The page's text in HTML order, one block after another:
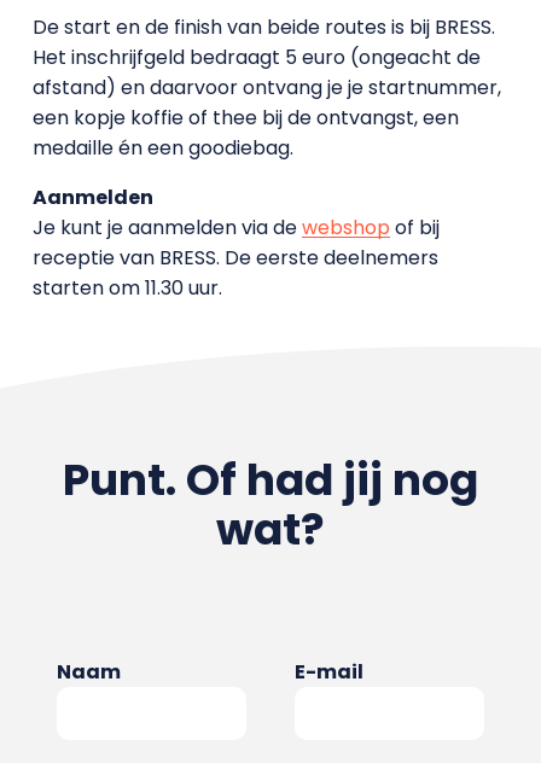
De start en de finish van beide routes is bij BRESS.
Het inschrijfgeld bedraagt 5 euro (ongeacht de
afstand) en daarvoor ontvang je je startnummer,
een kopje koffie of thee bij de ontvangst, een
medaille én een goodiebag.
Aanmelden
Je kunt je aanmelden via dewebshop of bij
receptie van BRESS. De eerste deelnemers
starten om 11.30 uur.
Punt. Of had jij nog
wat?
Naam E-mail